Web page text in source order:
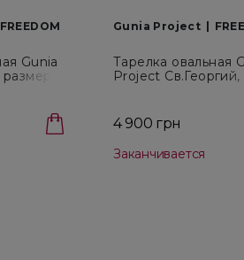
FREEDOM
Gunia
Gunia Project
Тарелка овальная
Project Св.Георгий,
4 900 грн
Заканчивается